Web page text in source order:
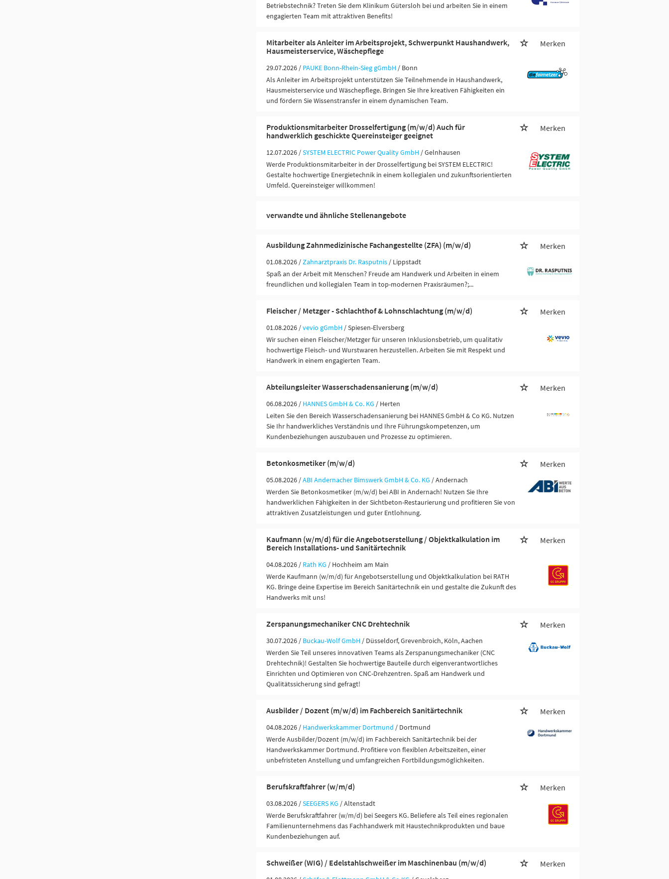
Betriebstechnik? Treten Sie dem Klinikum Gütersloh bei und arbeiten Sie in einem
engagierten Team mit attraktiven Benefits!
Mitarbeiter als Anleiter im Arbeitsprojekt, Schwerpunkt Haushandwerk,
Hausmeisterservice, Wäschepflege
Merken
29.07.2026 / PAUKE Bonn-Rhein-Sieg gGmbH / Bonn
Als Anleiter im Arbeitsprojekt unterstützen Sie Teilnehmende in Haushandwerk,
Hausmeisterservice und Wäschepflege. Bringen Sie Ihre kreativen Fähigkeiten ein
und fördern Sie Wissenstransfer in einem dynamischen Team.
Produktionsmitarbeiter Drosselfertigung (m/w/d) Auch für
handwerklich geschickte Quereinsteiger geeignet
Merken
12.07.2026 /SYSTEM ELECTRIC Power Quality GmbH / Gelnhausen
Werde Produktionsmitarbeiter in der Drosselfertigung bei SYSTEM ELECTRIC!
Gestalte hochwertige Energietechnik in einem kollegialen und zukunftsorientierten
Umfeld. Quereinsteiger willkommen!
verwandte und ähnliche Stellenangebote
Ausbildung Zahnmedizinische Fachangestellte (ZFA) (m/w/d) Merken
01.08.2026 /Zahnarztpraxis Dr. Rasputnis / Lippstadt
Spaß an der Arbeit mit Menschen? Freude am Handwerk und Arbeiten in einem
freundlichen und kollegialen Team in top-modernen Praxisräumen?;...
Fleischer / Metzger - Schlachthof & Lohnschlachtung (m/w/d) Merken
01.08.2026 /vevio gGmbH / Spiesen-Elversberg
Wir suchen einen Fleischer/Metzger für unseren Inklusionsbetrieb, um qualitativ
hochwertige Fleisch- und Wurstwaren herzustellen. Arbeiten Sie mit Respekt und
Handwerk in einem engagierten Team.
Abteilungsleiter Wasserschadensanierung (m/w/d) Merken
06.08.2026 / HANNES GmbH & Co. KG / Herten
Leiten Sie den Bereich Wasserschadensanierung bei HANNES GmbH & Co KG. Nutzen
Sie Ihr handwerkliches Verständnis und Ihre Führungskompetenzen, um
Kundenbeziehungen auszubauen und Prozesse zu optimieren.
Betonkosmetiker (m/w/d) Merken
05.08.2026 /ABI Andernacher Bimswerk GmbH & Co. KG / Andernach
Werden Sie Betonkosmetiker (m/w/d) bei ABI in Andernach! Nutzen Sie Ihre
handwerklichen Fähigkeiten in der Sichtbeton-Restaurierung und profitieren Sie von
attraktiven Zusatzleistungen und guter Entlohnung.
Kaufmann (w/m/d) für die Angebotserstellung / Objektkalkulation im
Bereich Installations- und Sanitärtechnik
Merken
04.08.2026 / Rath KG / Hochheim am Main
Werde Kaufmann (w/m/d) für Angebotserstellung und Objektkalkulation bei RATH
KG. Bringe deine Expertise im Bereich Sanitärtechnik ein und gestalte die Zukunft des
Handwerks mit uns!
Zerspanungsmechaniker CNC Drehtechnik Merken
30.07.2026 / Buckau-Wolf GmbH / Düsseldorf, Grevenbroich, Köln, Aachen
Werden Sie Teil unseres innovativen Teams als Zerspanungsmechaniker (CNC
Drehtechnik)! Gestalten Sie hochwertige Bauteile durch eigenverantwortliches
Einrichten und Optimieren von CNC-Drehzentren. Spaß am Handwerk und
Qualitätssicherung sind gefragt!
Ausbilder / Dozent (m/w/d) im Fachbereich Sanitärtechnik Merken
04.08.2026 / Handwerkskammer Dortmund / Dortmund
Werde Ausbilder/Dozent (m/w/d) im Fachbereich Sanitärtechnik bei der
Handwerkskammer Dortmund. Profitiere von flexiblen Arbeitszeiten, einer
unbefristeten Anstellung und umfangreichen Fortbildungsmöglichkeiten.
Berufskraftfahrer (w/m/d) Merken
03.08.2026 /SEEGERS KG / Altenstadt
Werde Berufskraftfahrer (w/m/d) bei Seegers KG. Beliefere als Teil eines regionalen
Familienunternehmens das Fachhandwerk mit Haustechnikprodukten und baue
Kundenbeziehungen auf.
Schweißer (WIG) / Edelstahlschweißer im Maschinenbau (m/w/d) Merken